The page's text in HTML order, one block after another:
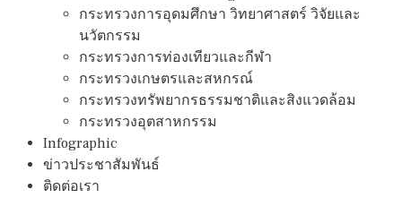
กระทรวงการอุดมศึกษา วิทยาศาสตร์ วิจัยและ
นวัตกรรม
กระทรวงการท่องเทียวและกีฬา
กระทรวงเกษตรและสหกรณ์
กระทรวงทรัพยากรธรรมชาติและสิงแวดล้อม
กระทรวงอุตสาหกรรม
Infographic
ข่าวประชาสัมพันธ์
ติดต่อเรา